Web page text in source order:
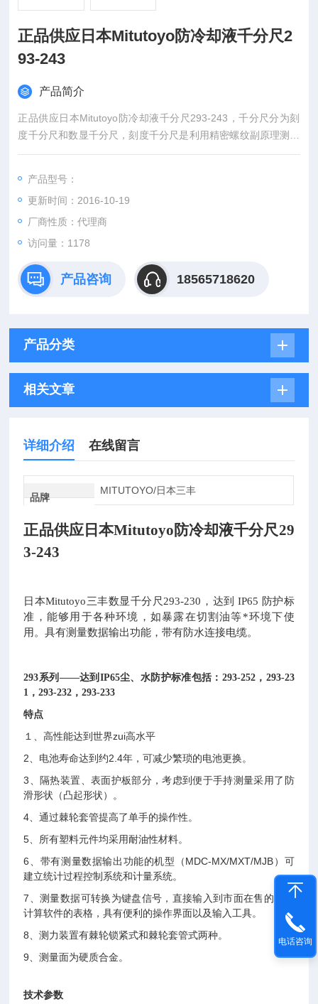
正品供应日本Mitutoyo防冷却液千分尺2
93-243
产品简介
正品供应日本Mitutoyo防冷却液千分尺293-243，千分尺分为刻
度千分尺和数显千分尺，刻度千分尺是利用精密螺纹副原理测长
的手携式通用长度测量工具。数显千分尺是测量系统中应用了光
产品型号：
更新时间：2016-10-19
厂商性质：代理商
访问量：1178
产品咨询 18565718620
产品分类
相关文章
详细介绍 在线留言
品牌
MITUTOYO/日本三丰
正品供应日本Mitutoyo防冷却液千分尺29
3-243
日本Mitutoyo三丰数显千分尺293-230，达到 IP65 防护标
准，能够用于各种环境，如暴露在切割油等*环境下使
用。具有测量数据输出功能，带有防水连接电缆。
293系列——达到IP65尘、水防护标准包括：293-252，293-23
1，293-232，293-233
特点
１、高性能达到世界zui高水平
2 、电池寿命达到约2.4年，可减少繁琐的电池更换。
3 、隔热装置、表面护板部分，考虑到便于手持测量采用了防
滑形状（凸起形状）。
4 、通过棘轮套管提高了单手的操作性。
5 、所有塑料元件均采用耐油性材料。
6 、带有测量数据输出功能的机型（MDC-MX/MXT/MJB）可
建立统计过程控制系统和计量系统。
7 、测量数据可转换为键盘信号，直接输入到市面在售的表格
计算软件的表格，具有便利的操作界面以及输入工具。
8 、测力装置有棘轮锁紧式和棘轮套管式两种。
9 、测量面为硬质合金。
技术参数
电话咨询